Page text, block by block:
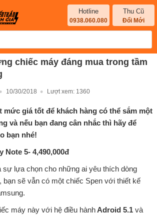
Hotline
0938.060.080
Thu Cũ
Đổi Mới
chiếc máy đáng mua trong tầm
10/30/2018 Lượt xem: 1360
mức giá tốt để khách hàng có thể sắm một
và nếu bạn đang cân nhắc thì hãy để
bạn nhé!
Note 5- 4,490,000đ
lựa chọn cho những ai yêu thích dòng
bạn sẽ vẫn có một chiếc Spen với thiết kế
máy này với hệ điều hànhAdroid 5.1và